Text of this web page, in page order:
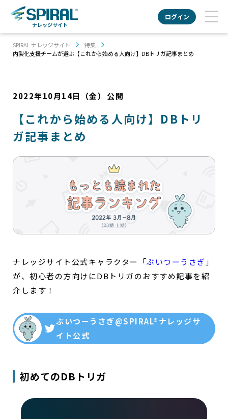
ナレッジサイト
ログイン
SPIRAL ナレッジサイト
特集
内製化支援チームが選ぶ【これから始める人向け】DBトリガ記事まとめ
2022年10月14日（金） 公開
【これから始める人向け】DBトリ
ガ記事まとめ
ナレッジサイト公式キャラクター「ぶいつーうさぎ 」
が、初心者の方向けにDBトリガのおすすめ記事を紹
介します！
ぶいつーうさぎ@SPIRAL®︎ナレッジサ
イト公式
初めてのDBトリガ